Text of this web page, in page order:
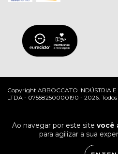
Ao navegar por este site você
para agilizar a sua
Copyright ABBOCCATO INDÚSTRIA E
LTDA - 07558250000190 - 2026. Todos